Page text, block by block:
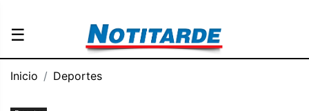
☰
Inicio Deportes